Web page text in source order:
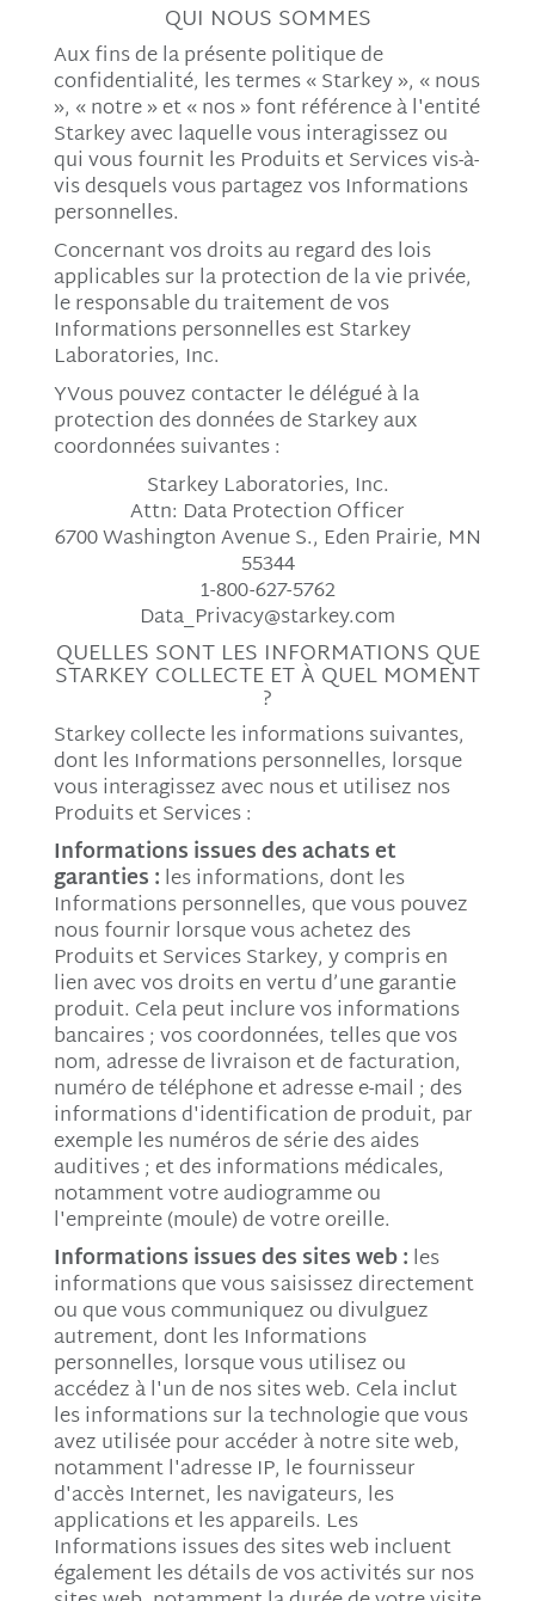
QUI NOUS SOMMES
Aux fins de la présente politique de
confidentialité, les termes « Starkey », « nous
», « notre » et « nos » font référence à l'entité
Starkey avec laquelle vous interagissez ou
qui vous fournit les Produits et Services vis-à-
vis desquels vous partagez vos Informations
personnelles.
Concernant vos droits au regard des lois
applicables sur la protection de la vie privée,
le responsable du traitement de vos
Informations personnelles est Starkey
Laboratories, Inc.
YVous pouvez contacter le délégué à la
protection des données de Starkey aux
coordonnées suivantes :
Starkey Laboratories, Inc.
Attn: Data Protection Officer
6700 Washington Avenue S., Eden Prairie, MN
55344
1-800-627-5762
Data_Privacy@starkey.com
QUELLES SONT LES INFORMATIONS QUE
STARKEY COLLECTE ET À QUEL MOMENT
?
Starkey collecte les informations suivantes,
dont les Informations personnelles, lorsque
vous interagissez avec nous et utilisez nos
Produits et Services :
Informations issues des achats et
garanties : les informations, dont les
Informations personnelles, que vous pouvez
nous fournir lorsque vous achetez des
Produits et Services Starkey, y compris en
lien avec vos droits en vertu d’une garantie
produit. Cela peut inclure vos informations
bancaires ; vos coordonnées, telles que vos
nom, adresse de livraison et de facturation,
numéro de téléphone et adresse e-mail ; des
informations d'identification de produit, par
exemple les numéros de série des aides
auditives ; et des informations médicales,
notamment votre audiogramme ou
l'empreinte (moule) de votre oreille.
Informations issues des sites web : les
informations que vous saisissez directement
ou que vous communiquez ou divulguez
autrement, dont les Informations
personnelles, lorsque vous utilisez ou
accédez à l'un de nos sites web. Cela inclut
les informations sur la technologie que vous
avez utilisée pour accéder à notre site web,
notamment l'adresse IP, le fournisseur
d'accès Internet, les navigateurs, les
applications et les appareils. Les
Informations issues des sites web incluent
également les détails de vos activités sur nos